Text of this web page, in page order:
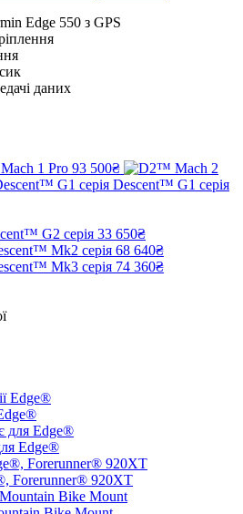
Edge 550 з GPS
даних
1 Pro 93 500₴
Descent™ G1 серія
G2 серія 33 650₴
Mk2 серія 68 640₴
Mk3 серія 74 360₴
Edge®
Forerunner® 920XT